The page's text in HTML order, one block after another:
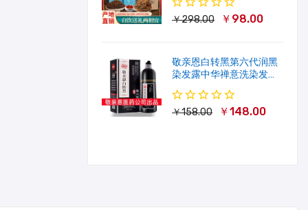
￥298.00 ￥98.00
敬亲恩白转黑第六代润黑
染发露中华禅意洗染发剂
一洗就黑500ml
￥158.00 ￥148.00